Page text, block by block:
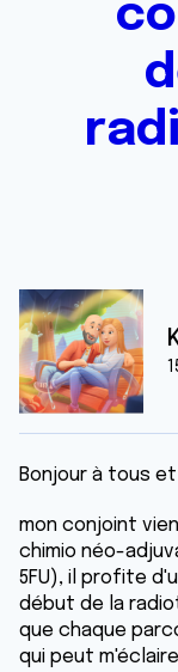
Bonjour à tous
mon conjoint
chimio néo-
5FU), il profite
début de la
que chaque
qui peut